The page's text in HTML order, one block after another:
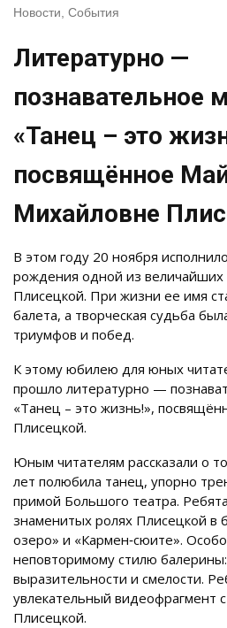
Новости, События
Литературно —
познавательное
«Танец – это
посвящённое
Михайловне
В этом году 20 ноября
рождения одной из величайших
Плисецкой. При жизни ее имя
балета, а творческая судьба
триумфов и побед.
К этому юбилею для юных
прошло литературно —
«Танец – это жизнь!»,
Плисецкой.
Юным читателям рассказали о
лет полюбила танец, упорно
примой Большого театра.
знаменитых ролях Плисецкой в
озеро» и «Кармен‑сюите».
неповторимому стилю
выразительности и смелости.
увлекательный видеофрагмент
Плисецкой.